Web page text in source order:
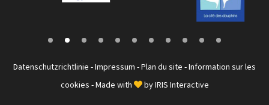
Datenschutzrichtlinie -Impressum -Plan du site -Information sur les
cookies - Made with byIRIS Interactive